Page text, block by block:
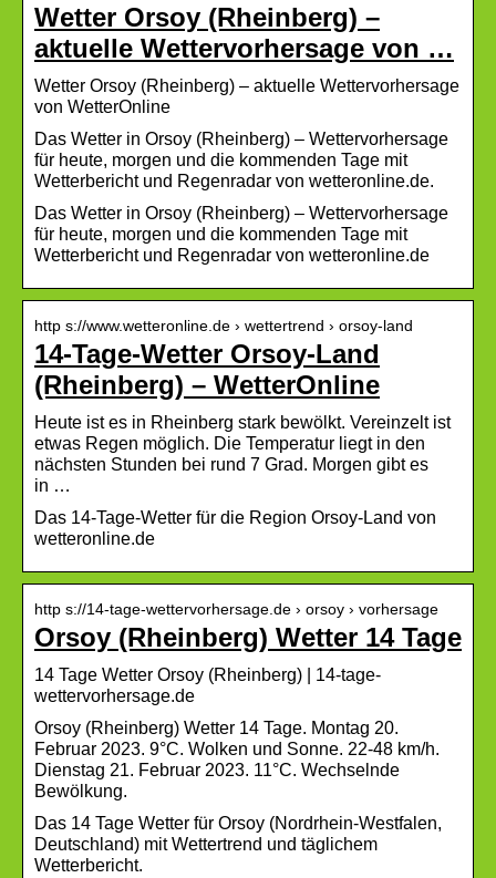
Wetter Orsoy (Rheinberg) –
aktuelle Wettervorhersage von …
Wetter Orsoy (Rheinberg) – aktuelle Wettervorhersage
von WetterOnline
Das Wetter in Orsoy (Rheinberg) – Wettervorhersage
für heute, morgen und die kommenden Tage mit
Wetterbericht und Regenradar von wetteronline.de.
Das Wetter in Orsoy (Rheinberg) – Wettervorhersage
für heute, morgen und die kommenden Tage mit
Wetterbericht und Regenradar von wetteronline.de
http s://www.wetteronline.de › wettertrend › orsoy-land
14-Tage-Wetter Orsoy-Land
(Rheinberg) – WetterOnline
Heute ist es in Rheinberg stark bewölkt. Vereinzelt ist
etwas Regen möglich. Die Temperatur liegt in den
nächsten Stunden bei rund 7 Grad. Morgen gibt es
in …
Das 14-Tage-Wetter für die Region Orsoy-Land von
wetteronline.de
http s://14-tage-wettervorhersage.de › orsoy › vorhersage
Orsoy (Rheinberg) Wetter 14 Tage
14 Tage Wetter Orsoy (Rheinberg) | 14-tage-
wettervorhersage.de
Orsoy (Rheinberg) Wetter 14 Tage. Montag 20.
Februar 2023. 9°C. Wolken und Sonne. 22-48 km/h.
Dienstag 21. Februar 2023. 11°C. Wechselnde
Bewölkung.
Das 14 Tage Wetter für Orsoy (Nordrhein-Westfalen,
Deutschland) mit Wettertrend und täglichem
Wetterbericht.